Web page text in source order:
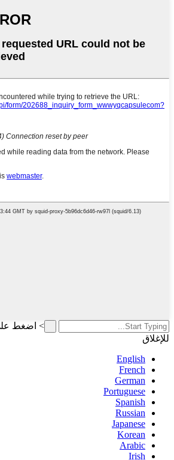
>
للإغلاق
English
French
German
Portuguese
Spanish
Russian
Japanese
Korean
Arabic
Irish